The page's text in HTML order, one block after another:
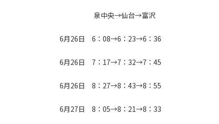
泉中央→仙台→富沢
6月26日 6：08→6：23→6：36
6月26日 7：17→7：32→7：45
6月26日 8：27→8：43→8：55
6月27日 8：05→8：21→8：33